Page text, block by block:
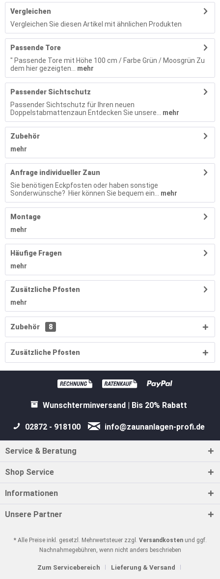
Vergleichen
Vergleichen Sie diesen Artikel mit ähnlichen Produkten
Passende Tore
" Passende Tore mit Höhe 100 cm / Farbe Grün / Moosgrün Zu
dem hier gezeigten...
mehr
Passender Sichtschutz
Passender Sichtschutz für Ihren neuen
Doppelstabmattenzaun Entdecken Sie unsere...
mehr
Zubehör
mehr
Anfrage individueller Zaun
Sie benötigen Eckpfosten oder haben sonstige
Sonderwünsche? Hier können Sie bequem ein...
mehr
Montage
mehr
Häufige Fragen
mehr
Zusätzliche Pfosten
mehr
Zubehör 8
Zusätzliche Pfosten
Wunschterminversand | Bis 20% Rabatt
02872 - 918100 info@zaunanlagen-profi.de
Service & Beratung
Shop Service
Informationen
Unsere Partner
* Alle Preise inkl. gesetzl. Mehrwertsteuer zzgl. Versandkostenund ggf.
Nachnahmegebühren, wenn nicht anders beschrieben
Zum Servicebereich Lieferung & Versand